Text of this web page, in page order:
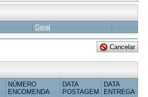
Geral
NÚMERO
ENCOMENDA
DATA
POSTAGEM
DATA
ENTREGA